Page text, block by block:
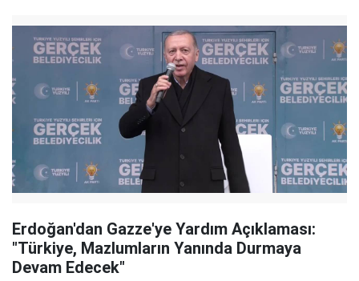
Erdoğan'dan Gazze'ye Yardım Açıklaması:
"Türkiye, Mazlumların Yanında Durmaya
Devam Edecek"